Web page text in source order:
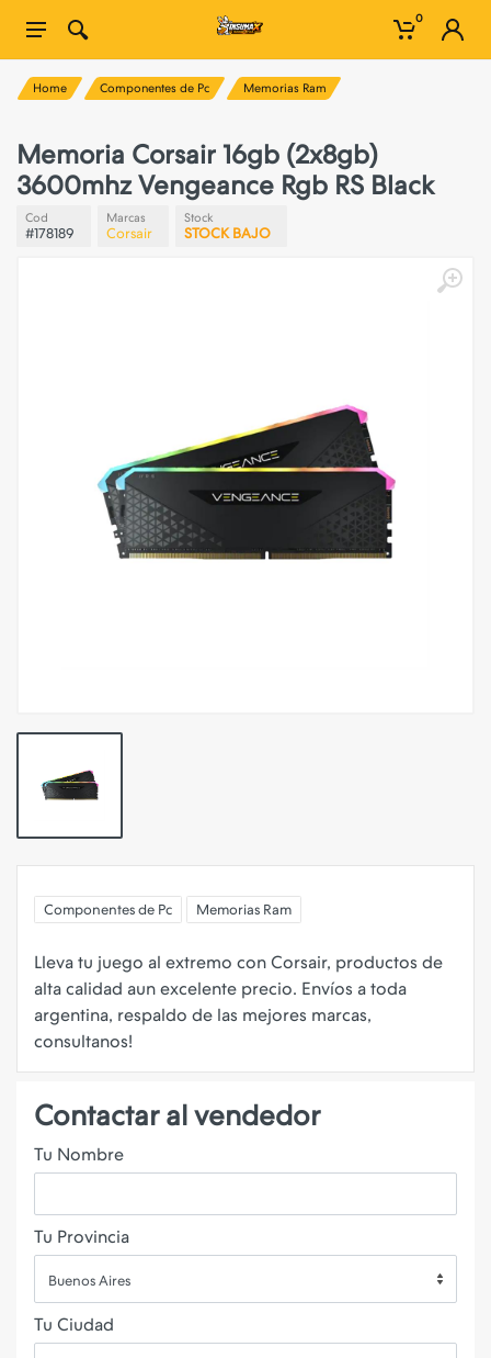
0
Home Componentes de Pc Memorias Ram
Memoria Corsair 16gb (2x8gb)
3600mhz Vengeance Rgb RS Black
Cod
#178189
Marcas
Corsair
Stock
STOCK BAJO
Componentes de Pc Memorias Ram
Lleva tu juego al extremo con Corsair, productos de
alta calidad aun excelente precio. Envíos a toda
argentina, respaldo de las mejores marcas,
Contactar al vendedor
Tu Nombre
Tu Provincia
Buenos Aires
Tu Ciudad